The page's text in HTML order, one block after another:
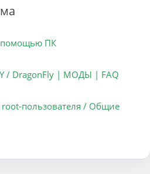
помощью ПК
/ DragonFly | МОДЫ | FAQ
пользователя / Общие